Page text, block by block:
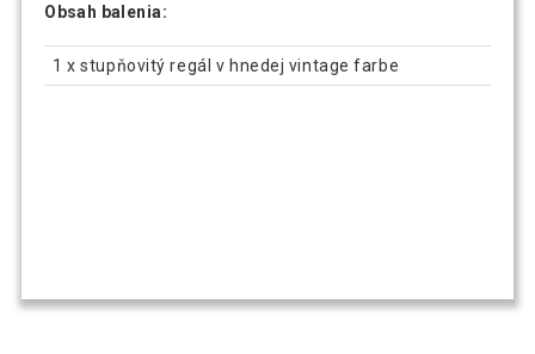
Obsah balenia:
1 x stupňovitý regál v hnedej vintage farbe